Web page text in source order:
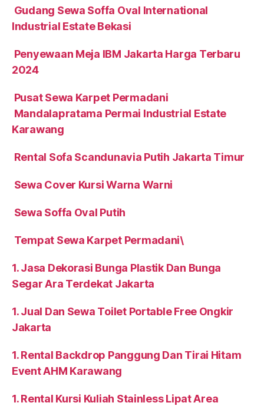
Gudang Sewa Soffa Oval International
Industrial Estate Bekasi
Penyewaan Meja IBM Jakarta Harga Terbaru
2024
Pusat Sewa Karpet Permadani
Mandalapratama Permai Industrial Estate
Karawang
Rental Sofa Scandunavia Putih Jakarta Timur
Sewa Cover Kursi Warna Warni
Sewa Soffa Oval Putih
Tempat Sewa Karpet Permadani\
1. Jasa Dekorasi Bunga Plastik Dan Bunga
Segar Ara Terdekat Jakarta
1. Jual Dan Sewa Toilet Portable Free Ongkir
Jakarta
1. Rental Backdrop Panggung Dan Tirai Hitam
Event AHM Karawang
1. Rental Kursi Kuliah Stainless Lipat Area